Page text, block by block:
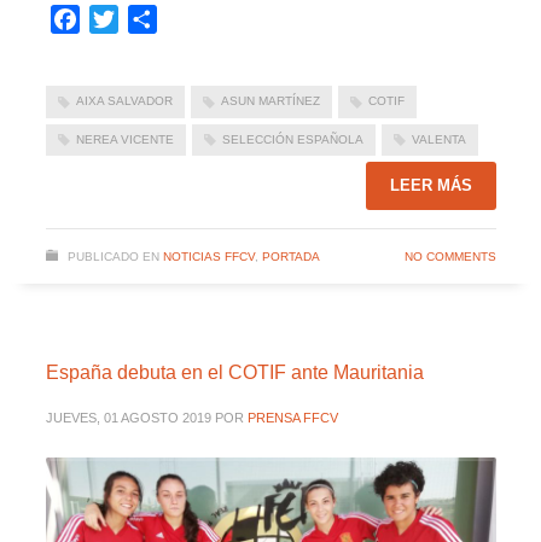
Facebook
Twitter
AIXA SALVADOR ASUN MARTÍNEZ COTIF
NEREA VICENTE SELECCIÓN ESPAÑOLA VALENTA
LEER MÁS
PUBLICADO EN NOTICIAS FFCV, PORTADA NO COMMENTS
España debuta en el COTIF ante Mauritania
JUEVES, 01 AGOSTO 2019 POR PRENSA FFCV